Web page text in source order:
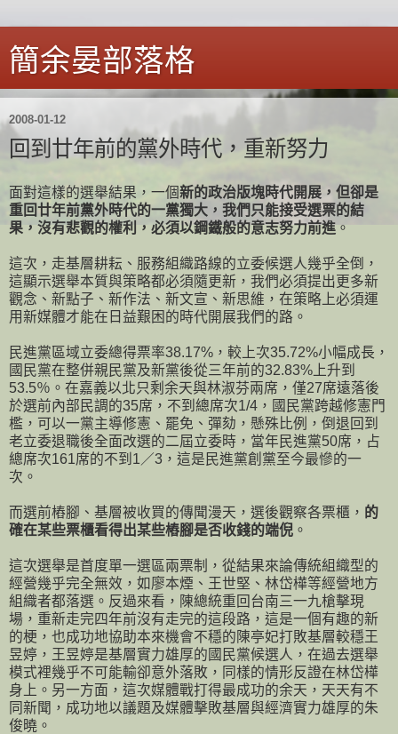
簡余晏部落格
2008-01-12
回到廿年前的黨外時代，重新努力
面對這樣的選舉結果，一個新的政治版塊時代開展，但卻是
重回廿年前黨外時代的一黨獨大，我們只能接受選票的結
果，沒有悲觀的權利，必須以鋼鐵般的意志努力前進 。
這次，走基層耕耘、服務組織路線的立委候選人幾乎全倒，
這顯示選舉本質與策略都必須隨更新，我們必須提出更多新
觀念、新點子、新作法、新文宣、新思維，在策略上必須運
用新媒體才能在日益艱困的時代開展我們的路。
民進黨區域立委總得票率38.17%，較上次35.72%小幅成長，
國民黨在整併親民黨及新黨後從三年前的32.83%上升到
53.5％。在嘉義以北只剩余天與林淑芬兩席，僅27席遠落後
於選前內部民調的35席，不到總席次1/4，國民黨跨越修憲門
檻，可以一黨主導修憲、罷免、彈劾，懸殊比例，倒退回到
老立委退職後全面改選的二屆立委時，當年民進黨50席，占
總席次161席的不到1／3，這是民進黨創黨至今最慘的一
次。
而選前樁腳、基層被收買的傳聞漫天，選後觀察各票櫃， 的
確在某些票櫃看得出某些樁腳是否收錢的端倪 。
這次選舉是首度單一選區兩票制，從結果來論傳統組織型的
經營幾乎完全無效，如廖本煙、王世堅、林岱樺等經營地方
組織者都落選。反過來看，陳總統重回台南三一九槍擊現
場，重新走完四年前沒有走完的這段路，這是一個有趣的新
的梗，也成功地協助本來機會不穩的陳亭妃打敗基層較穩王
昱婷，王昱婷是基層實力雄厚的國民黨候選人，在過去選舉
模式裡幾乎不可能輸卻意外落敗，同樣的情形反證在林岱樺
身上。另一方面，這次媒體戰打得最成功的余天，天天有不
同新聞，成功地以議題及媒體擊敗基層與經濟實力雄厚的朱
俊曉。